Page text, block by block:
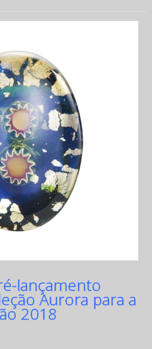
lançamento
Aurora para a
2018